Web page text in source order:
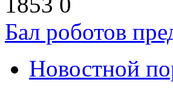
Бал роботов
Новостной